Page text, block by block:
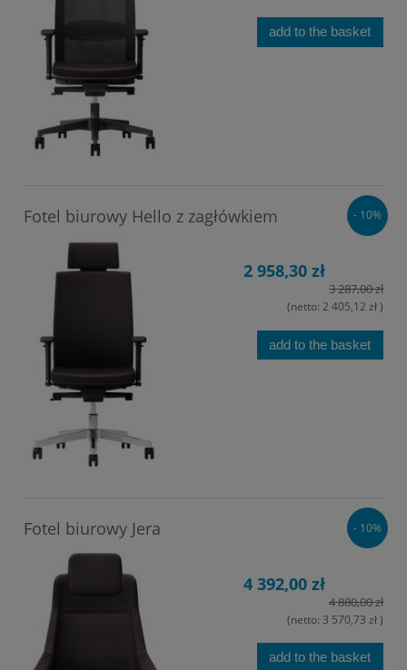
add to the basket
Fotel biurowy Hello z zagłówkiem
2 958,30 zł
3 287,00 zł
(netto: 2 405,12 zł)
add to the basket
- 10%
Fotel biurowy Jera
4 392,00 zł
4 880,00 zł
(netto: 3 570,73 zł)
add to the basket
- 10%